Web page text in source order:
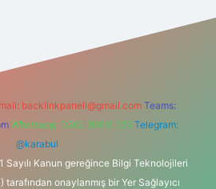
backlinkpaneli@gmail.com Teams:
Whatsapp: 0262 606 0 726 Telegram:
@karabul
Sayılı Kanun gereğince Bilgi Teknolojileri
onaylanmış bir Yer Sağlayıcı